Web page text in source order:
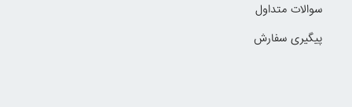
سوالات متداول
پیگیری سفارش